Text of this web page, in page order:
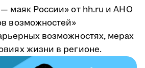
маяк России» от hh.ru и АНО
возможностей»
возможностях, мерах
жизни в регионе.